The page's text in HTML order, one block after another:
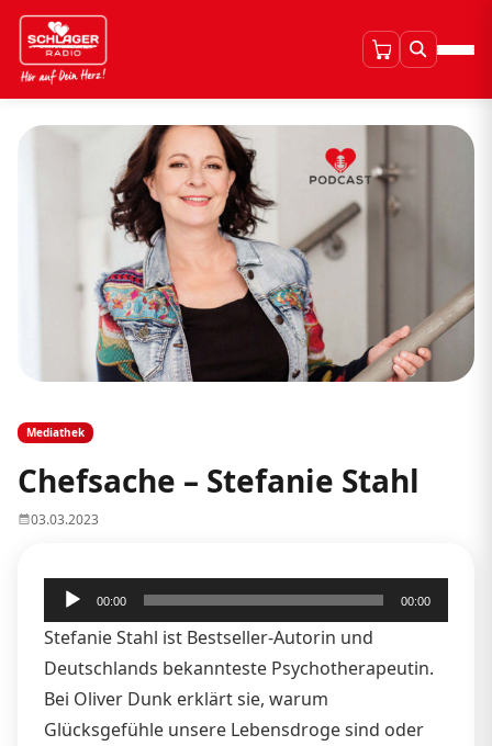
Mediathek
Chefsache – Stefanie Stahl
03.03.2023
Audio-
Player
00:00 00:00
Stefanie Stahl ist Bestseller-Autorin und
Deutschlands bekannteste Psychotherapeutin.
Bei Oliver Dunk erklärt sie, warum
Glücksgefühle unsere Lebensdroge sind oder